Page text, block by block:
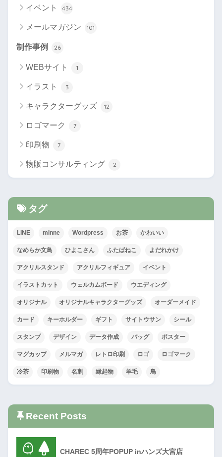
イベント 434
メールマガジン 101
制作事例 26
WEBサイト 1
イラスト 3
キャラクターグッズ 12
ロゴマーク 7
印刷物 7
物販コンサルティング 2
タグ
LINE minne Wordpress お茶 かわいい
なめらか文鳥 ひよこさん ふたばねこ よだれかけ
アクリルスタンド アクリルフィギュア イベント
イラストカット ウェルカムボード ウエディング
オリジナル オリジナルキャラクターグッズ オーダーメイド
カード キーホルダー ギフト サイトウサン シール
スタンプ デザイン データ作成 バッグ ポスター
マグカップ メルマガ レトロ印刷 ロゴ ロゴマーク
冷茶 印刷物 名刺 縁起物 羊毛 鳥
Recent Posts
CHAREC 5周年POPUP inハンズ大宮店